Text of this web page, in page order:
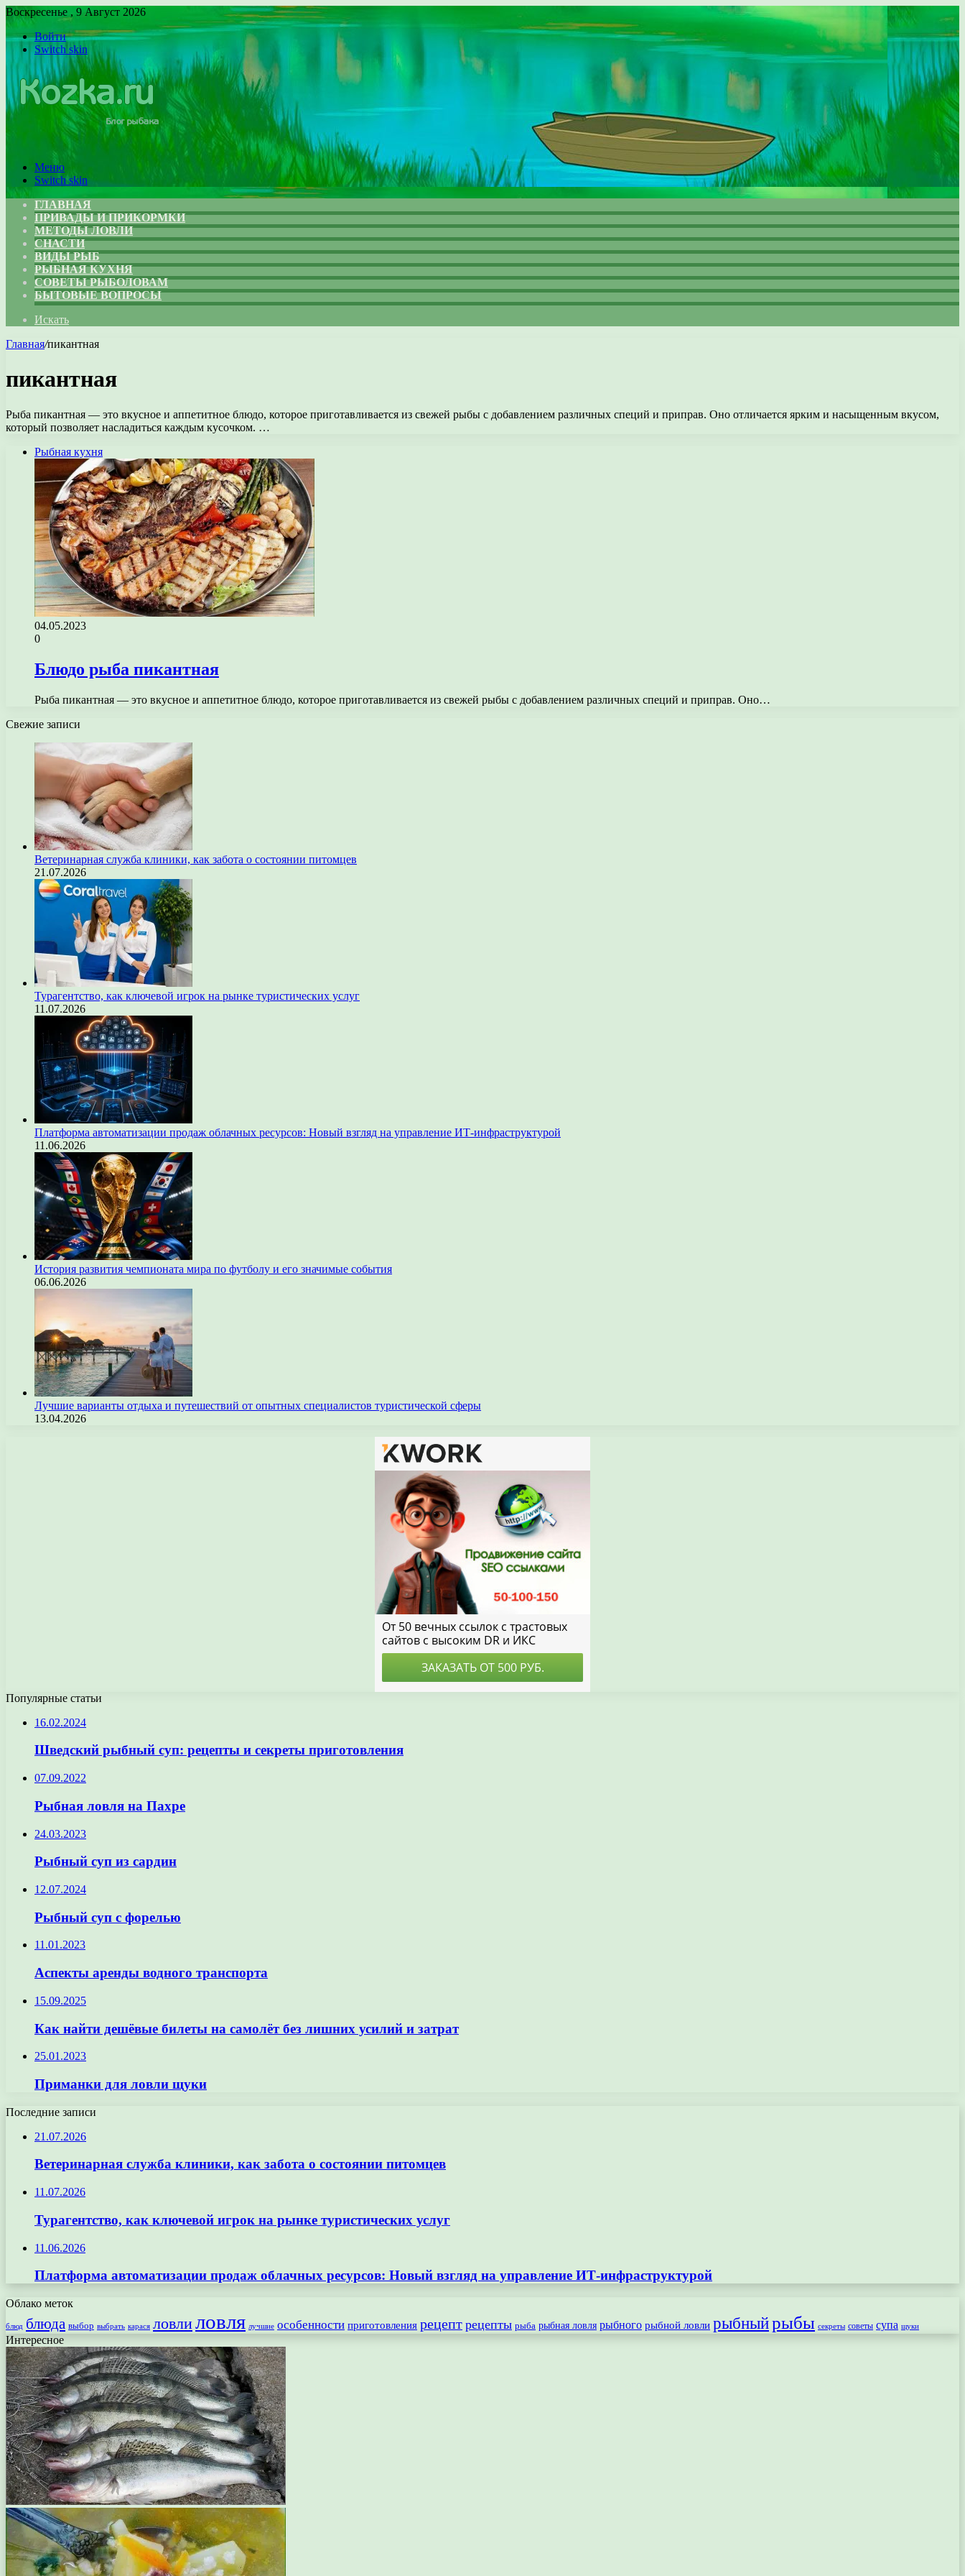
Воскресенье , 9 Август 2026
Войти
Switch skin
Меню
Switch skin
ГЛАВНАЯ
ПРИВАДЫ И ПРИКОРМКИ
МЕТОДЫ ЛОВЛИ
СНАСТИ
ВИДЫ РЫБ
РЫБНАЯ КУХНЯ
СОВЕТЫ РЫБОЛОВАМ
БЫТОВЫЕ ВОПРОСЫ
Искать
Главная/пикантная
пикантная
Рыба пикантная — это вкусное и аппетитное блюдо, которое приготавливается из свежей рыбы с добавлением различных специй и приправ. Оно отличается ярким и насыщенным вкусом,
который позволяет насладиться каждым кусочком. …
Рыбная кухня
04.05.2023
0
Блюдо рыба пикантная
Рыба пикантная — это вкусное и аппетитное блюдо, которое приготавливается из свежей рыбы с добавлением различных специй и приправ. Оно…
Свежие записи
Ветеринарная служба клиники, как забота о состоянии питомцев
21.07.2026
Турагентство, как ключевой игрок на рынке туристических услуг
11.07.2026
Платформа автоматизации продаж облачных ресурсов: Новый взгляд на управление ИТ-инфраструктурой
11.06.2026
История развития чемпионата мира по футболу и его значимые события
06.06.2026
Лучшие варианты отдыха и путешествий от опытных специалистов туристической сферы
13.04.2026
Популярные статьи
16.02.2024
Шведский рыбный суп: рецепты и секреты приготовления
07.09.2022
Рыбная ловля на Пахре
24.03.2023
Рыбный суп из сардин
12.07.2024
Рыбный суп с форелью
11.01.2023
Аспекты аренды водного транспорта
15.09.2025
Как найти дешёвые билеты на самолёт без лишних усилий и затрат
25.01.2023
Приманки для ловли щуки
Последние записи
21.07.2026
Ветеринарная служба клиники, как забота о состоянии питомцев
11.07.2026
Турагентство, как ключевой игрок на рынке туристических услуг
11.06.2026
Платформа автоматизации продаж облачных ресурсов: Новый взгляд на управление ИТ-инфраструктурой
Облако меток
блюд блюда выбор выбрать карася ловлиловля лучшие особенности приготовления рецепт рецепты рыба рыбная ловля рыбного рыбной ловли рыбныйрыбы секреты советы супа щуки
Интересное